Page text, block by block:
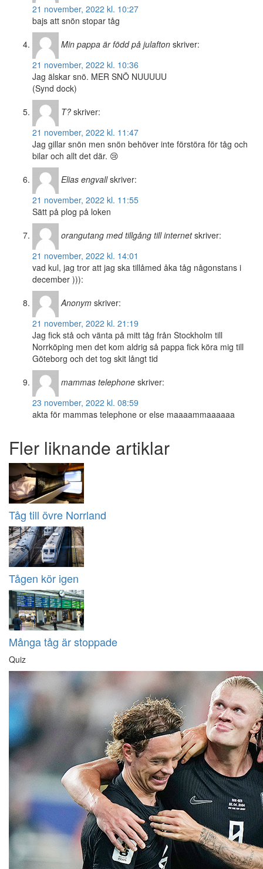
21 november, 2022 kl. 10:27
bajs att snön stopar tåg
Min pappa är född på julafton skriver:
21 november, 2022 kl. 10:36
Jag älskar snö. MER SNÖ NUUUUU
(Synd dock)
T? skriver:
21 november, 2022 kl. 11:47
Jag gillar snön men snön behöver inte förstöra för tåg och
bilar och allt det där. 😢
Elias engvall skriver:
21 november, 2022 kl. 11:55
Sätt på plog på loken
orangutang med tillgång till internet skriver:
21 november, 2022 kl. 14:01
vad kul, jag tror att jag ska tillåmed åka tåg någonstans i
december ))):
Anonym skriver:
21 november, 2022 kl. 21:19
Jag fick stå och vänta på mitt tåg från Stockholm till
Norrköping men det kom aldrig så pappa fick köra mig till
Göteborg och det tog skit långt tid
mammas telephone skriver:
23 november, 2022 kl. 08:59
akta för mammas telephone or else maaaammaaaaaa
Fler liknande artiklar
Tåg till övre Norrland
Tågen kör igen
Många tåg är stoppade
Quiz